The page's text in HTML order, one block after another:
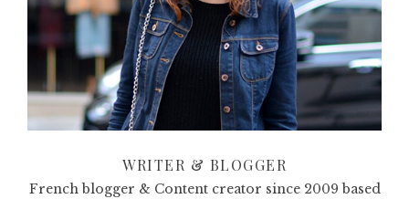
WRITER & BLOGGER
French blogger & Content creator since 2009 based